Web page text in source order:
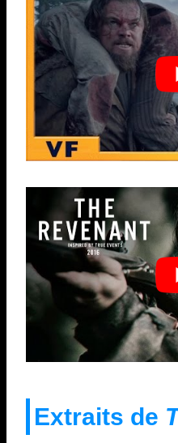
Extraits de